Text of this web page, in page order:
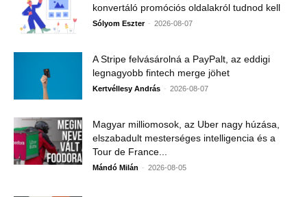
konvertáló promóciós oldalakról tudnod kell
Sólyom Eszter - 2026-08-07
A Stripe felvásárolná a PayPalt, az eddigi
legnagyobb fintech merge jöhet
Kertvéllesy András - 2026-08-07
Magyar milliomosok, az Uber nagy húzása,
elszabadult mesterséges intelligencia és a
Tour de France...
Mándó Milán - 2026-08-05